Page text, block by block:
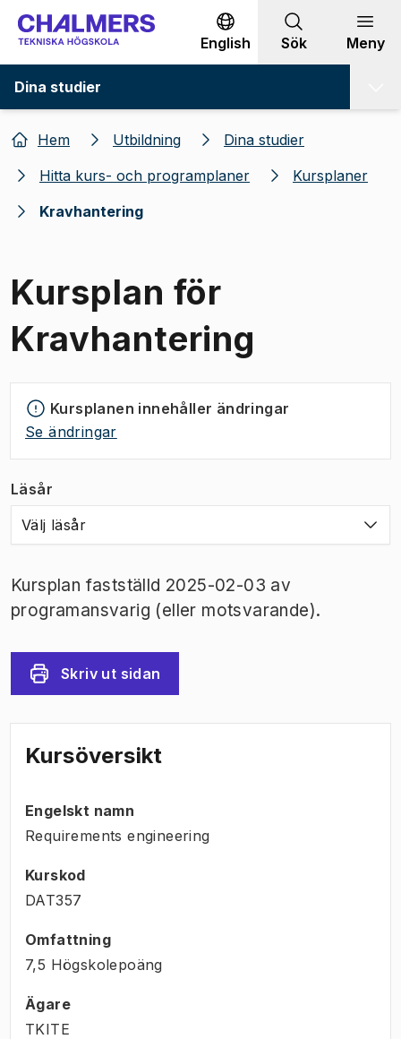
Gå till innehållet
English Sök Meny
Dina studier
Hem Utbildning
Dina studier
Hitta kurs- och programplaner
Kursplaner
Kravhantering
Kursplan för
Kravhantering
Kursplanen innehåller ändringar
Se ändringar
Läsår
Välj läsår
Kursplan fastställd 2025-02-03 av
programansvarig (eller motsvarande).
Skriv ut sidan
Kursöversikt
Engelskt namn
Requirements engineering
Kurskod
DAT357
Omfattning
7,5 Högskolepoäng
Ägare
TKITE